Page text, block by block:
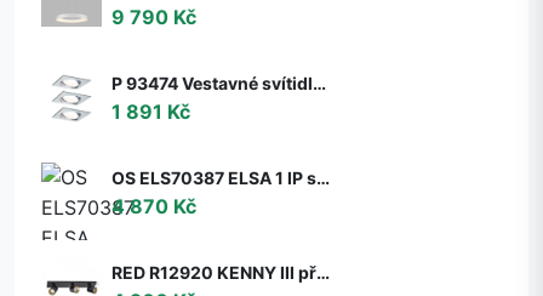
9 790 Kč
P 93474 Vestavné svítidlo LED Nova hranaté 3x6,5W GU10 hliník broušený nastavitelné 3-krokové-stmívatelné - PAULMANN
1 891 Kč
OS ELS70387 ELSA 1 IP stropní/nástěnné skleněné svítidlo bílá IP65 3000 K 9W LED DALI (původní kód OS 70387) - OSMONT
4 870 Kč
RED R12920 KENNY III přisazená černá/zlatá 230V GU10 3x35W - RED - DESIGN RENDL